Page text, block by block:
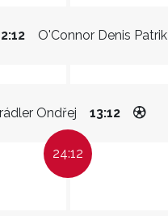
O'Connor Denis Patrik
Ondřej 13:12
24:12